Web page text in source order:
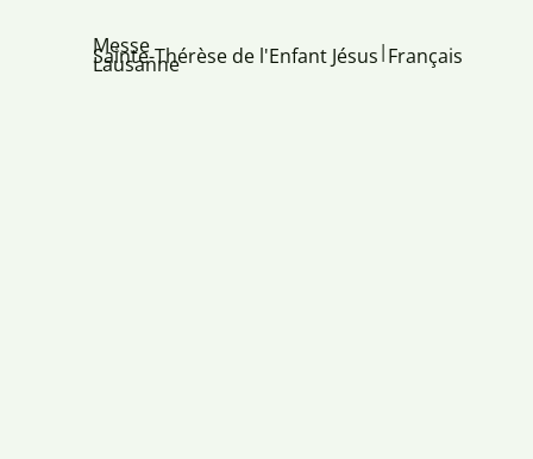
Messe
Sainte-Thérèse de l'Enfant Jésus | Français
Lausanne